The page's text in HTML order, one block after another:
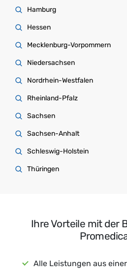
Hamburg
Hessen
Mecklenburg-Vorpommern
Niedersachsen
Nordrhein-Westfalen
Rheinland-Pfalz
Sachsen
Sachsen-Anhalt
Schleswig-Holstein
Thüringen
Ihre Vorteile mit der
Alle Leistungen aus